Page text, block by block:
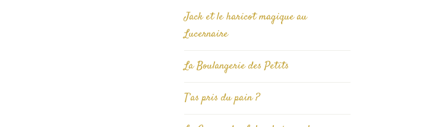
Jack et le haricot magique au
Lucernaire
La Boulangerie des Petits
T’as pris du pain ?